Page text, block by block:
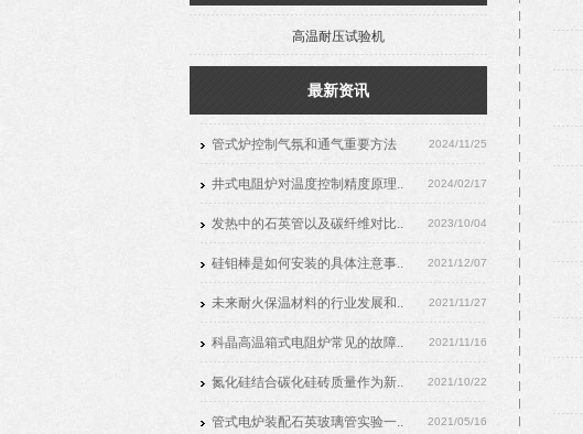
高温耐压试验机
最新资讯
2024/11/25
管式炉控制气氛和通气重要方法
2024/02/17
井式电阻炉对温度控制精度原理..
2023/10/04
发热中的石英管以及碳纤维对比..
2021/12/07
硅钼棒是如何安装的具体注意事..
2021/11/27
未来耐火保温材料的行业发展和..
2021/11/16
科晶高温箱式电阻炉常见的故障..
2021/10/22
氮化硅结合碳化硅砖质量作为新..
2021/05/16
管式电炉装配石英玻璃管实验一..